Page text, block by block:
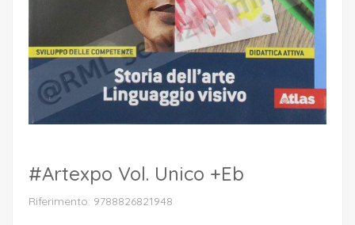
#artexpo Vol. Unico +eb
Riferimento: 9788826821948